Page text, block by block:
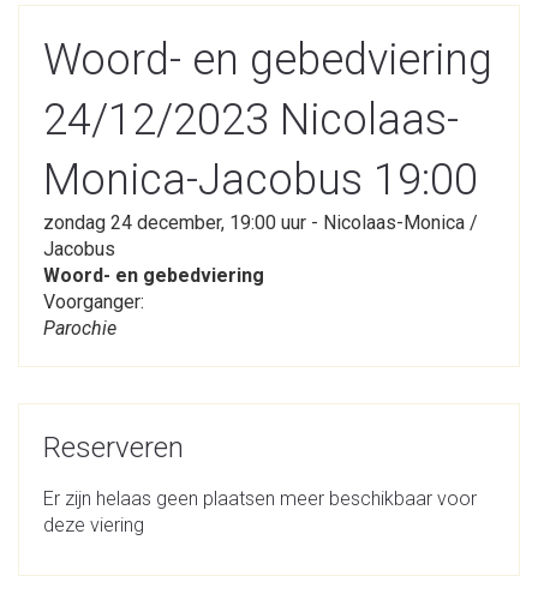
Woord- en gebedviering
24/12/2023 Nicolaas-
Monica-Jacobus 19:00
zondag 24 december, 19:00 uur - Nicolaas-Monica /
Jacobus
Woord- en gebedviering
Voorganger:
Parochie
Reserveren
Er zijn helaas geen plaatsen meer beschikbaar voor
deze viering